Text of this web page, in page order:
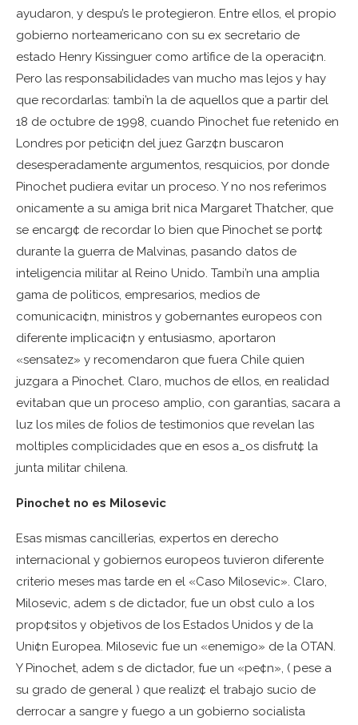
ayudaron, y despu’s le protegieron. Entre ellos, el propio
gobierno norteamericano con su ex secretario de
estado Henry Kissinguer como art¡fice de la operaci¢n.
Pero las responsabilidades van mucho mas lejos y hay
que recordarlas: tambi’n la de aquellos que a partir del
18 de octubre de 1998, cuando Pinochet fue retenido en
Londres por petici¢n del juez Garz¢n buscaron
desesperadamente argumentos, resquicios, por donde
Pinochet pudiera evitar un proceso. Y no nos referimos
onicamente a su amiga brit nica Margaret Thatcher, que
se encarg¢ de recordar lo bien que Pinochet se port¢
durante la guerra de Malvinas, pasando datos de
inteligencia militar al Reino Unido. Tambi’n una amplia
gama de pol¡ticos, empresarios, medios de
comunicaci¢n, ministros y gobernantes europeos con
diferente implicaci¢n y entusiasmo, aportaron
«sensatez» y recomendaron que fuera Chile quien
juzgara a Pinochet. Claro, muchos de ellos, en realidad
evitaban que un proceso amplio, con garant¡as, sacara a
luz los miles de folios de testimonios que revelan las
moltiples complicidades que en esos a_os disfrut¢ la
junta militar chilena.
Pinochet no es Milosevic
Esas mismas canciller¡as, expertos en derecho
internacional y gobiernos europeos tuvieron diferente
criterio meses mas tarde en el «Caso Milosevic». Claro,
Milosevic, adem s de dictador, fue un obst culo a los
prop¢sitos y objetivos de los Estados Unidos y de la
Uni¢n Europea. Milosevic fue un «enemigo» de la OTAN.
Y Pinochet, adem s de dictador, fue un «pe¢n», ( pese a
su grado de general ) que realiz¢ el trabajo sucio de
derrocar a sangre y fuego a un gobierno socialista